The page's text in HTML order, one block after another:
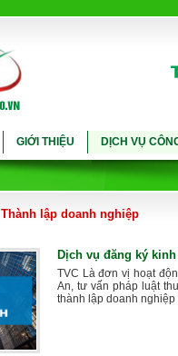
GIỚI THIỆU DỊCH VỤ
Thành lập doanh nghiệp
Dịch vụ đăng ký
TVC Là đơn vị hoạt
An, tư vấn pháp luật
thành lập doanh